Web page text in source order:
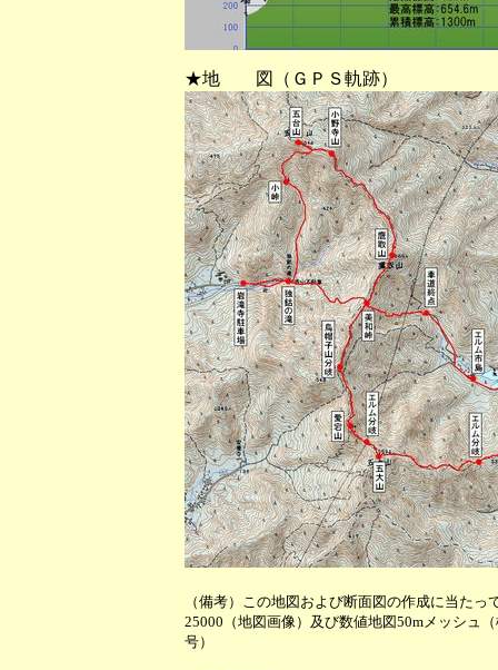
★地 図（ＧＰＳ軌跡）
（備考）この地図および断面図の作成に当た
25000（地図画像）及び数値地図50mメッシュ
号）